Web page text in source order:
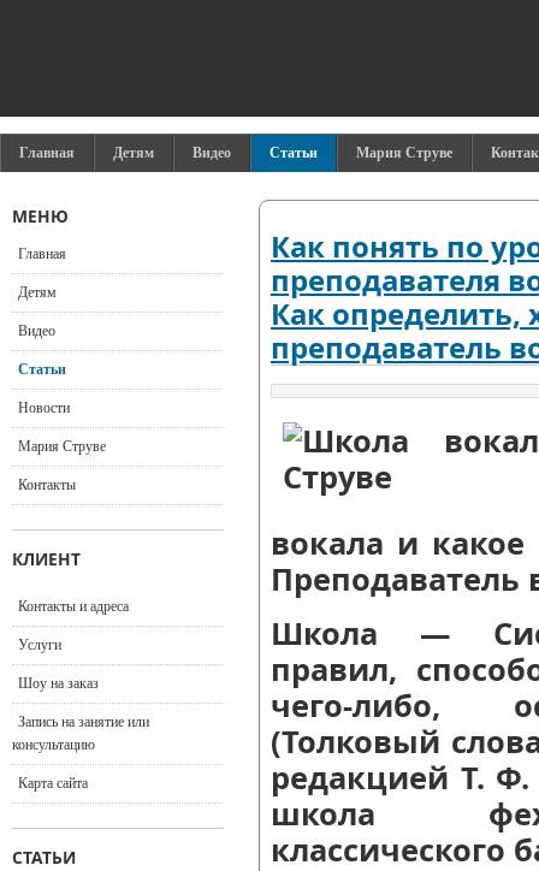
Главная Детям Видео Статьи Мария Струве
Как понять по
преподавателя
Как определить,
преподаватель
вокала и
Преподаватель
Школа —
правил,
чего-либо,
(Толковый
редакцией Т.
школа
классического
МЕНЮ
Главная
Детям
Видео
Статьи
Новости
Мария Струве
Контакты
КЛИЕНТ
Контакты и адреса
Услуги
Шоу на заказ
Запись на занятие или
консультацию
Карта сайта
СТАТЬИ